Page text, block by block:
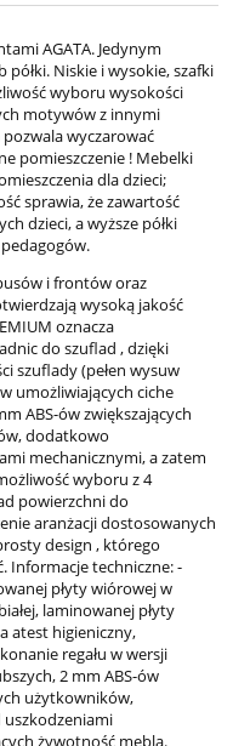
AGATA. Jedynym
Niskie i wysokie, szafki
wyboru wysokości
motywów z innymi
wyczarować
pomieszczenie ! Mebelki
dla dzieci;
sprawia, że zawartość
dzieci, a wyższe półki
i frontów oraz
wysoką jakość
oznacza
do szuflad , dzięki
szuflady (pełen wysuw
umożliwiających ciche
ABS-ów zwiększających
dodatkowo
mechanicznymi, a zatem
wyboru z 4
powierzchni do
aranżacji dostosowanych
design , którego
Informacje techniczne: -
płyty wiórowej w
laminowanej płyty
atest higieniczny,
regału w wersji
2 mm ABS-ów
użytkowników,
uszkodzeniami
żywotność mebla.